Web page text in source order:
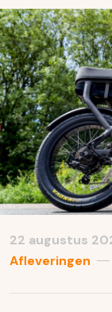
22 augustus
Afleveringen —